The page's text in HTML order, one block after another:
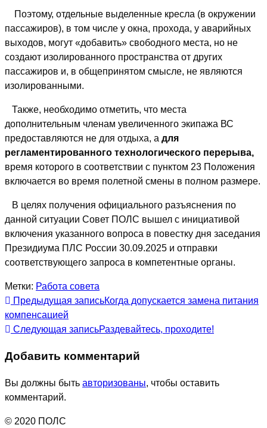
Поэтому, отдельные выделенные кресла (в окружении
пассажиров), в том числе у окна, прохода, у аварийных
выходов, могут «добавить» свободного места, но не
создают изолированного пространства от других
пассажиров и, в общепринятом смысле, не являются
изолированными.
Также, необходимо отметить, что места
дополнительным членам увеличенного экипажа ВС
предоставляются не для отдыха, а для
регламентированного технологического перерыва,
время которого в соответствии с пунктом 23 Положения
включается во время полетной смены в полном размере.
В целях получения официального разъяснения по
данной ситуации Совет ПОЛС вышел с инициативой
включения указанного вопроса в повестку дня заседания
Президиума ПЛС России 30.09.2025 и отправки
соответствующего запроса в компетентные органы.
Метки: Работа совета
Еще
статьи
Предыдущая записьКогда допускается замена питания
компенсацией
Следующая записьРаздевайтесь, проходите!
Добавить комментарий
Вы должны быть авторизованы, чтобы оставить
комментарий.
© 2020 ПОЛС